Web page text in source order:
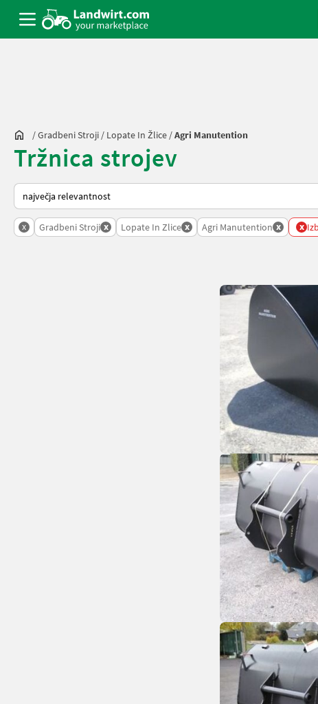
/Gradbeni Stroji / Lopate In Žlice /Agri Manutention
Tržnica strojev
Tako je razvrščeno na Landwirt.com
x Gradbeni Stroji x Lopate In Zlice x Agri Manutention x x